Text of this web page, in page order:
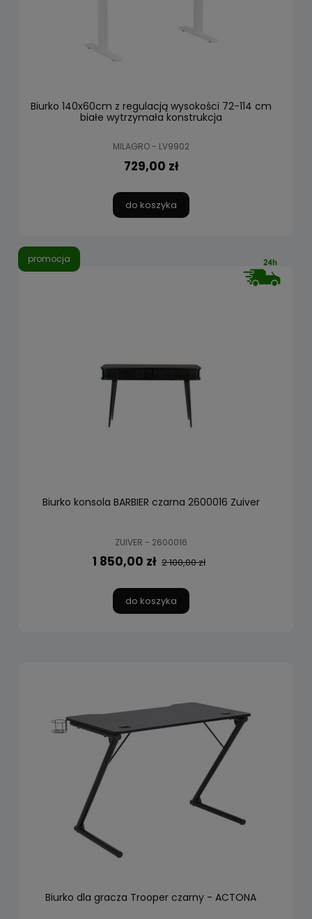
Biurko 140x60cm z regulacją wysokości 72-114 cm
białe wytrzymała konstrukcja
MILAGRO - LV9902
729,00 zł
do koszyka
Biurko konsola BARBIER czarna 2600016 Zuiver
ZUIVER - 2600016
1 850,00 zł 2 100,00 zł
do koszyka
promocja
Biurko dla gracza Trooper czarny - ACTONA